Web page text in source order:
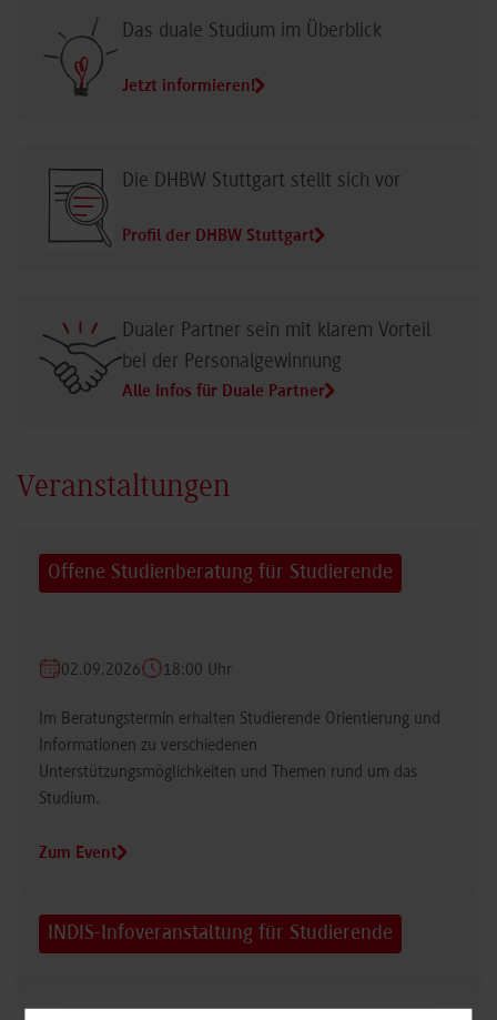
Das duale Studium im Überblick
Jetzt informieren!
Die DHBW Stuttgart stellt sich vor
Profil der DHBW Stuttgart
Dualer Partner sein mit klarem Vorteil
bei der Personalgewinnung
Alle Infos für Duale Partner
Veranstaltungen
Offene Studienberatung für Studierende
02.09.2026 18:00 Uhr
Im Beratungstermin erhalten Studierende Orientierung und
Informationen zu verschiedenen
Unterstützungsmöglichkeiten und Themen rund um das
Studium.
Zum Event
INDIS-Infoveranstaltung für Studierende